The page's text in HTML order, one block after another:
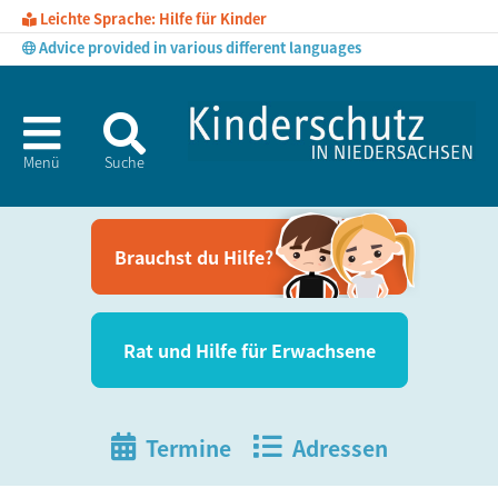
Leichte Sprache: Hilfe für Kinder
Advice provided in various different languages
Menü Suche
Brauchst du Hil­fe?
Rat und Hil­fe für Erwachsene
Termine Adressen